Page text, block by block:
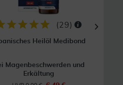
(29)
Heilöl Medibond
Magenbeschwerden und
Erkältung